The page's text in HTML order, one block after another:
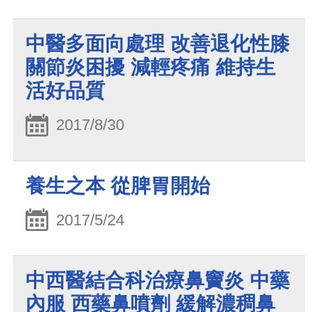
中醫多面向處理 改善退化性膝
關節炎困擾 減輕疼痛 維持生
活好品質
2017/8/30
養生之本 從脾胃開始
2017/5/24
中西醫結合科治療鼻竇炎 中藥
內服 西藥鼻噴劑 緩解濃稠鼻